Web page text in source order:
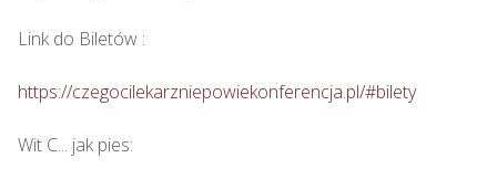
Link do Biletów :
https://czegocilekarzniepowiekonferencja.pl/#bilety
Wit C... jak pies: